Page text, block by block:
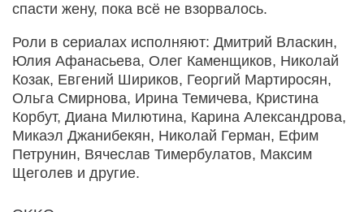
спасти жену, пока всё не взорвалось.
Роли в сериалах исполняют: Дмитрий Власкин,
Юлия Афанасьева, Олег Каменщиков, Николай
Козак, Евгений Шириков, Георгий Мартиросян,
Ольга Смирнова, Ирина Темичева, Кристина
Корбут, Диана Милютина, Карина Александрова,
Микаэл Джанибекян, Николай Герман, Ефим
Петрунин, Вячеслав Тимербулатов, Максим
Щеголев и другие.